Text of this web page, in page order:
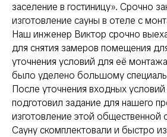
заселение в гостиницу». Срочно
изготовление сауны в отеле с
Наш инженер Виктор срочно
для снятия замеров помещения
уточнения условий для её
было уделено большому
После уточнения входных
подготовил задание для нашего
изготовление этой общественной
Сауну скомплектовали и быстро